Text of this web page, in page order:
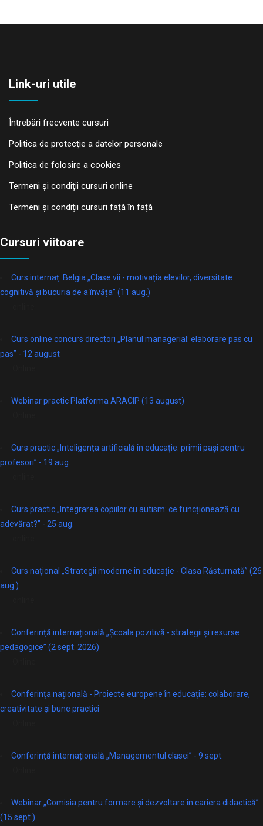
Link-uri utile
Întrebări frecvente cursuri
Politica de protecţie a datelor personale
Politica de folosire a cookies
Termeni și condiții cursuri online
Termeni și condiții cursuri față în față
Cursuri viitoare
Curs internaț. Belgia „Clase vii - motivația elevilor, diversitate
cognitivă și bucuria de a învăța” (11 aug.)
Curs online concurs directori „Planul managerial: elaborare pas cu
pas” - 12 august
Webinar practic Platforma ARACIP (13 august)
Curs practic „Inteligența artificială în educație: primii pași pentru
profesori” - 19 aug.
Curs practic „Integrarea copiilor cu autism: ce funcționează cu
adevărat?” - 25 aug.
Curs național „Strategii moderne în educație - Clasa Răsturnată” (26
aug.)
Conferință internațională „Școala pozitivă - strategii și resurse
pedagogice” (2 sept. 2026)
Conferința națională - Proiecte europene în educație: colaborare,
creativitate și bune practici
Conferință internațională „Managementul clasei” - 9 sept.
Webinar „Comisia pentru formare și dezvoltare în cariera didactică”
(15 sept.)